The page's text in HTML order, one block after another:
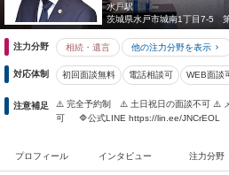
水戸駅
茨城県水戸市城南1丁目7-5
注力分野 相続・遺言 他の注力分野を表示
対応体制 初回面談無料 電話相談可 WEB面談
注意補足
⚠️ 完全予約制 ⚠️ 土日祝日の面談不可 ⚠️
可 🔷公式LINE https://lin.ee/JNCrEOL
プロフィール インタビュー 注力分野